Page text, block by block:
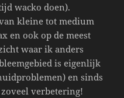
wacko doen).
kleine tot medium
en ook op de meest
waar ik anders
is eigenlijk
en sinds
verbetering!